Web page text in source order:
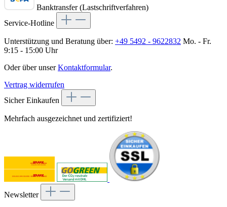
Banktransfer (Lastschriftverfahren)
Service-Hotline
Unterstützung und Beratung über: +49 5492 - 9622832 Mo. - Fr.
9:15 - 15:00 Uhr
Oder über unserKontaktformular.
Vertrag widerrufen
Sicher Einkaufen
Mehrfach ausgezeichnet und zertifiziert!
Newsletter